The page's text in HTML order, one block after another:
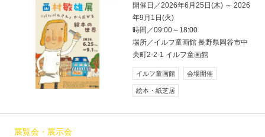
開催日／2026年6月25日(木) ～ 2026
年9月1日(火)
時間／09:00～18:00
場所／イルフ童画館 長野県岡谷市中
央町2-2-1 イルフ童画館
イルフ童画館 会場開催
絵本・紙芝居
展覧会・展示会